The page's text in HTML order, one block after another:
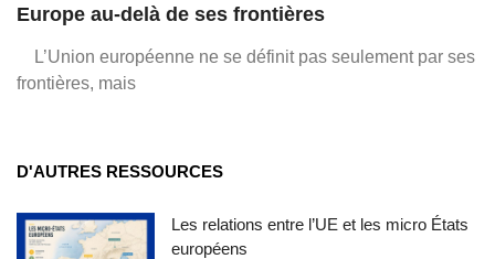
Europe au-delà de ses frontières
L’Union européenne ne se définit pas seulement par ses
frontières, mais
D'AUTRES RESSOURCES
Les relations entre l’UE et les micro États
européens